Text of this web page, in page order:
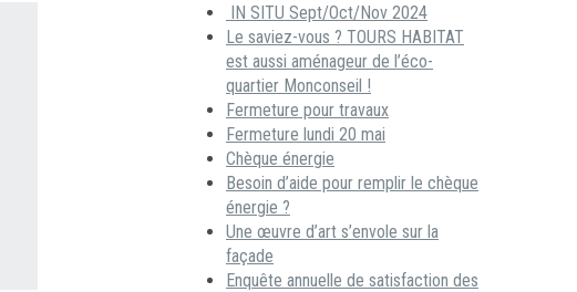
IN SITU Sept/Oct/Nov 2024
Le saviez-vous ? TOURS HABITAT
est aussi aménageur de l’éco-
quartier Monconseil !
Fermeture pour travaux
Fermeture lundi 20 mai
Chèque énergie
Besoin d’aide pour remplir le chèque
énergie ?
Une œuvre d’art s’envole sur la
façade
Enquête annuelle de satisfaction des